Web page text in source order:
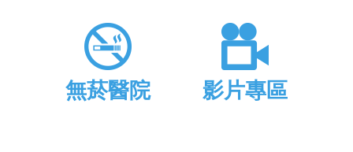
無菸醫院 影片專區